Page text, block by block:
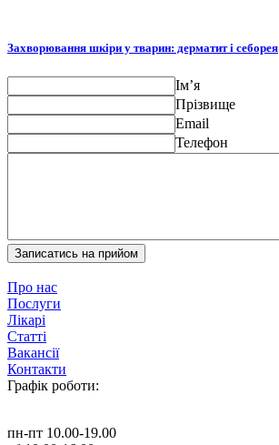
Захворювання шкіри у тварин: дерматит і себорея
Ім’я
Прізвище
Email
Телефон
Записатись на прийом
Про нас
Послуги
Лікарі
Статті
Вакансії
Контакти
Графік роботи:
пн-пт 10.00-19.00